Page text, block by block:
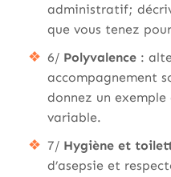
administratif;
que vous tenez
6/ Polyvalence :
accompagnement
donnez un
variable.
7/ Hygiène et
d’asepsie et